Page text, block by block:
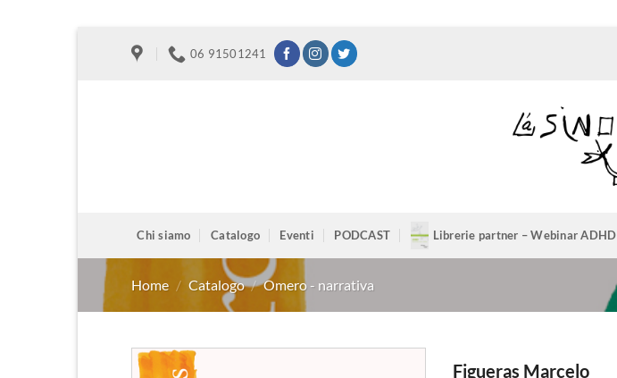
06 91501241
Chi siamo Catalogo Eventi PODCAST Librerie partner – Webinar ADHD
Home / Catalogo / Omero - narrativa
Figueras Marcelo